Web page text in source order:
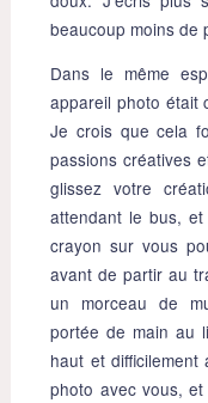
beaucoup moins de
Dans le même
appareil photo était
Je crois que cela
passions créatives
glissez votre
attendant le bus,
crayon sur vous
avant de partir au
un morceau de
portée de main au
haut et difficilement
photo avec vous,